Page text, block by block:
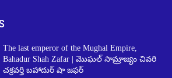
The last emperor of the Mughal Empire,
Bahadur Shah Zafar | మొఘల్ సామ్రాజ్యం చివరి
చక్రవర్తి బహాదుర్ షా జఫర్